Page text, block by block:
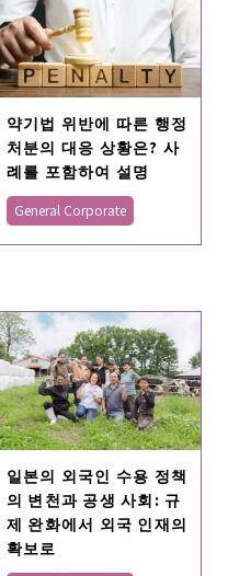
약기법 위반에 따른 행정
처분의 대응 상황은? 사
례를 포함하여 설명
General Corporate
일본의 외국인 수용 정책
의 변천과 공생 사회: 규
제 완화에서 외국 인재의
확보로